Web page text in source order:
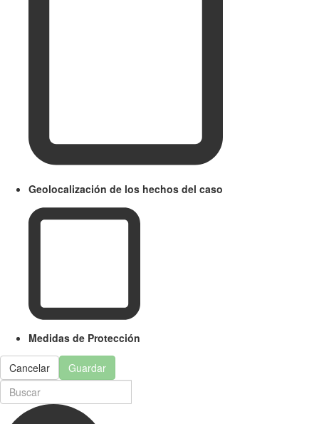
Geolocalización de los hechos del caso
Medidas de Protección
Cancelar Guardar